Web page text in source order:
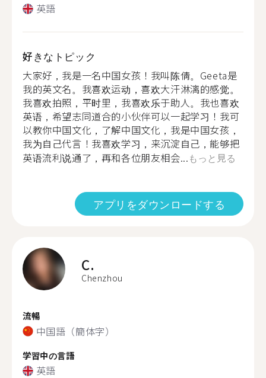
英語
好きなトピック
大家好，我是一名中国女孩！我叫陈倩。Geeta是
我的英文名。我喜欢运动，喜欢大汗淋漓的感觉。
我喜欢拍照，平时里，我喜欢乐于助人。我也喜欢
英语，希望志同道合的小伙伴可以一起学习！我可
以教你中国文化，了解中国文化，我是中国女孩，
我为自己代言！我喜欢学习，来沉淀自己，能够把
英语流利说通了，再和各位朋友相会...もっと見る
アプリをダウンロードする
C.
Chenzhou
流暢
中国語（簡体字）
学習中の言語
英語